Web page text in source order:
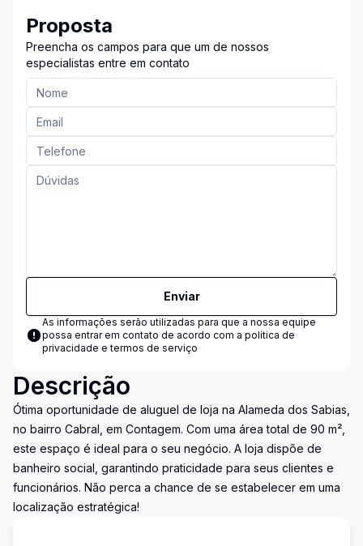
Proposta
Preencha os campos para que um de nossos
especialistas entre em contato
Enviar
As informações serão utilizadas para que a nossa equipe
possa entrar em contato de acordo com a política de
privacidade e termos de serviço
Descrição
Ótima oportunidade de aluguel de loja na Alameda dos Sabias,
no bairro Cabral, em Contagem. Com uma área total de 90 m²,
este espaço é ideal para o seu negócio. A loja dispõe de
banheiro social, garantindo praticidade para seus clientes e
funcionários. Não perca a chance de se estabelecer em uma
localização estratégica!